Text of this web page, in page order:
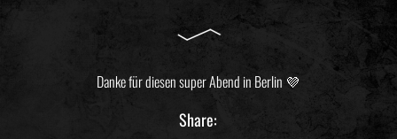
Danke für diesen super Abend in Berlin 💜
Share: